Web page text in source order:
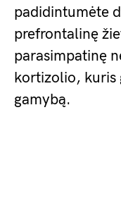
padidintumėte
prefrontalinę
parasimpatinę
kortizolio,
gamybą.